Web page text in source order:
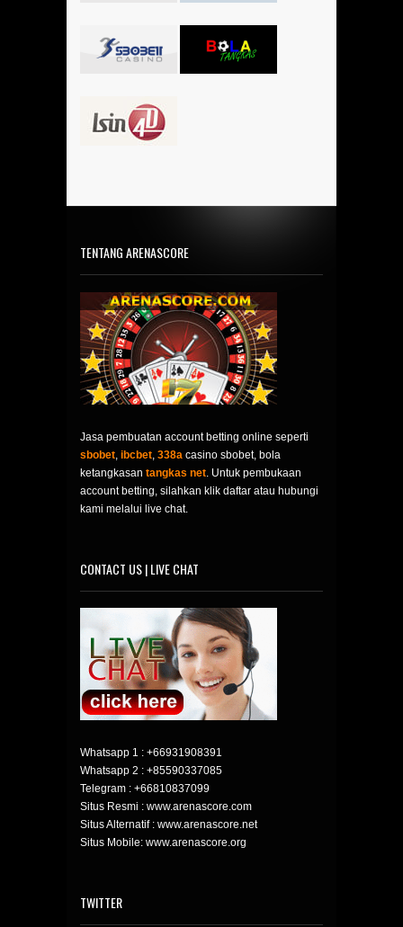
TENTANG ARENASCORE
Jasa pembuatan account betting online seperti
sbobet, ibcbet, 338a casino sbobet, bola
ketangkasan tangkas net. Untuk pembukaan
account betting, silahkan klik daftar atau hubungi
kami melalui live chat.
CONTACT US | LIVE CHAT
Whatsapp 1 : +66931908391
Whatsapp 2 : +85590337085
Telegram : +66810837099
Situs Resmi : www.arenascore.com
Situs Alternatif : www.arenascore.net
Situs Mobile: www.arenascore.org
TWITTER